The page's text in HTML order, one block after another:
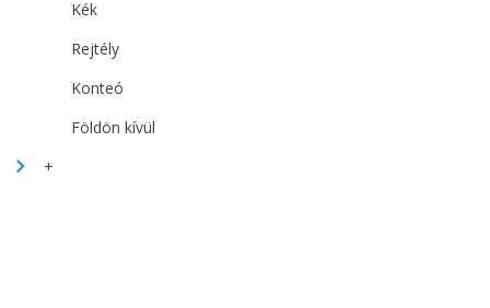
Kék
Rejtély
Konteó
Földön kívül
+